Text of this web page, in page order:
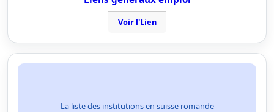
Voir l'Lien
La liste des institutions en suisse romande